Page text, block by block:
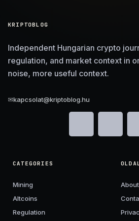
KRIPTOBLOG
Independent Hungarian crypto
regulation, and market context in
noise, more useful context.
✉kapcsolat@kriptoblog.hu
CATEGORIES
Mining
Altcoins
Regulation
About